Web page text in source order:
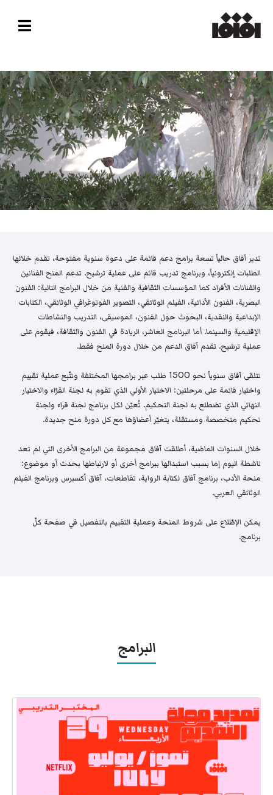
تدير آفاق حالياً تسعة برامج دعم قائمة على دعوة سنوية مفتوحة، تقدم خلالها
الطلبات إلكترونياً، وبرنامج تدريب قائم على عملية ترشيح. تدعم المنح الفنانين
والفنانات الأفراد كما المؤسسات الثقافية والفنية من خلال البرامج التالية: الفنون
البصرية، الفنون الأدائية، الفيلم الوثائقي، التصوير الفوتوغرافي الوثائقي، الكتابات
الإبداعية والنقدية، البحوث حول الفنون، الموسيقى، التدريب والنشاطات
الإقليمية والسينما. أما البرنامج العاشر، الريادة في الفنون والثقافة، فيقوم على
عملية ترشيح. تقدم آفاق الدعم من خلال دورة المنح فقط.
تتلقى آفاق سنوياً نحو 1500 طلب عبر برامجها المختلفة وتتّبع عملية تقييم
واختيار قائمة على مرحلتين: الاختيار الأولي الذي تقوم به لجنة القرّاء والاختيار
النهائي الذي تضطلع به لجنة التحكيم. تُعيّن لكل برنامج لجنة قراء ولجنة
تحكيم متخصصة ومستقلة، يتغيّر أعضاؤها مع كل دورة منح جديدة.
خلال السنوات الماضية، أطلقت آفاق مجموعة من البرامج الأخرى التي لم تعد
ناشطة اليوم إما بسبب استبدالها ببرامج أخرى أو لارتباطها بحدث أو موضوع:
منحة الأدب، برنامج آفاق لكتابة الرواية، تقاطعات، آفاق أكسبرس وبرنامج الفيلم
الوثائقي العربي.
يمكن الإطّلاع على شروط المنحة وعملية التقييم بالتفصيل في صفحة كلّ
برنامج.
البرامج